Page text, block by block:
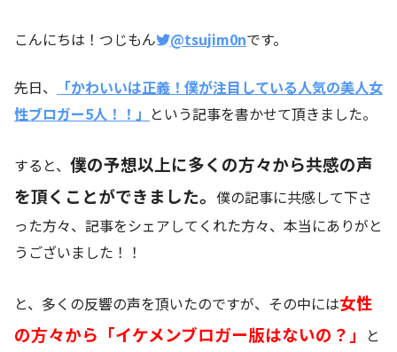
こんにちは！つじもん @tsujim0nです。
先日、
「かわいいは正義！僕が注目している人気の美人女
性ブロガー5人！！」 という記事を書かせて頂きました。
すると、 僕の予想以上に多くの方々から共感の声
を頂くことができました。 僕の記事に共感して下さ
った方々、記事をシェアしてくれた方々、本当にありがと
うございました！！
と、多くの反響の声を頂いたのですが、その中には女性
の方々から「イケメンブロガー版はないの？」
と